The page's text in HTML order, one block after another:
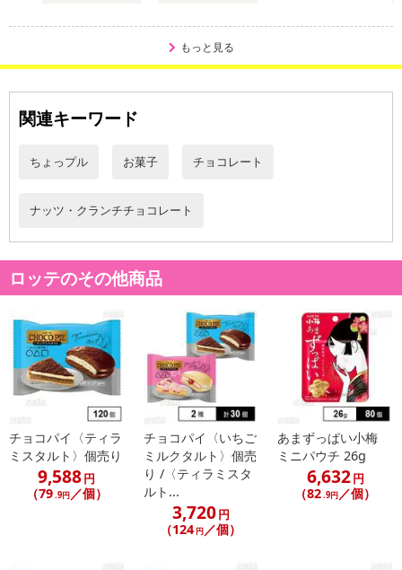
もっと見る
関連キーワード
ちょっプル お菓子 チョコレート
ナッツ・クランチチョコレート
ロッテのその他商品
チョコパイ〈ティラ
ミスタルト〉個売り
9,588円
（79.9円／個）
チョコパイ〈いちご
ミルクタルト〉個売
り /〈ティラミスタ
ルト...
3,720円
（124 円 ／個）
あまずっぱい小梅
ミニパウチ 26g
6,632円
（82.9円 ／個）